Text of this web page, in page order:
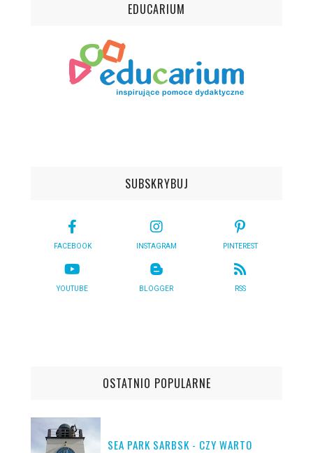
EDUCARIUM
SUBSKRYBUJ
FACEBOOK INSTAGRAM PINTEREST
YOUTUBE BLOGGER RSS
OSTATNIO POPULARNE
SEA PARK SARBSK - CZY WARTO